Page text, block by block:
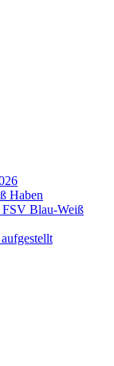
Haben
FSV Blau-Weiß